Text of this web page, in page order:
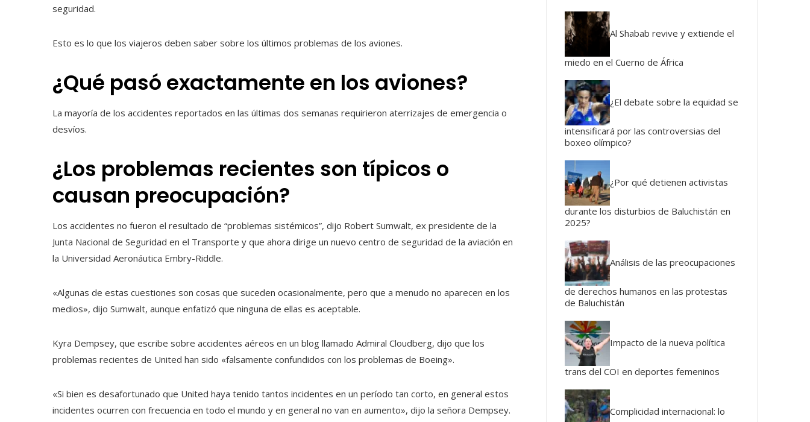
seguridad.
Esto es lo que los viajeros deben saber sobre los últimos problemas de los aviones.
¿Qué pasó exactamente en los aviones?
La mayoría de los accidentes reportados en las últimas dos semanas requirieron aterrizajes de emergencia o
desvíos.
¿Los problemas recientes son típicos o
causan preocupación?
Los accidentes no fueron el resultado de “problemas sistémicos”, dijo Robert Sumwalt, ex presidente de la
Junta Nacional de Seguridad en el Transporte y que ahora dirige un nuevo centro de seguridad de la aviación en
la Universidad Aeronáutica Embry-Riddle.
«Algunas de estas cuestiones son cosas que suceden ocasionalmente, pero que a menudo no aparecen en los
medios», dijo Sumwalt, aunque enfatizó que ninguna de ellas es aceptable.
Kyra Dempsey, que escribe sobre accidentes aéreos en un blog llamado Admiral Cloudberg, dijo que los
problemas recientes de United han sido «falsamente confundidos con los problemas de Boeing».
«Si bien es desafortunado que United haya tenido tantos incidentes en un período tan corto, en general estos
incidentes ocurren con frecuencia en todo el mundo y en general no van en aumento», dijo la señora Dempsey.
Al Shabab revive y extiende el
miedo en el Cuerno de África
¿El debate sobre la equidad se
intensificará por las controversias del
boxeo olímpico?
¿Por qué detienen activistas
durante los disturbios de Baluchistán en
2025?
Análisis de las preocupaciones
de derechos humanos en las protestas
de Baluchistán
Impacto de la nueva política
trans del COI en deportes femeninos
Complicidad internacional: lo